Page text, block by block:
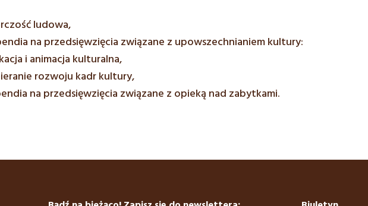
ludowa,
na przedsięwzięcia związane z upowszechnianiem kultury:
i animacja kulturalna,
rozwoju kadr kultury,
na przedsięwzięcia związane z opieką nad zabytkami.